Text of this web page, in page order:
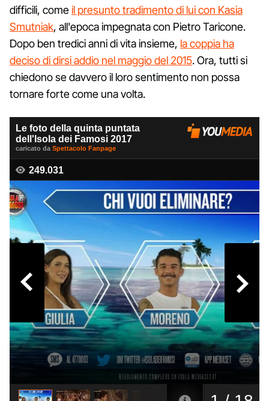
difficili, comeil presunto tradimento di lui con Kasia
Smutniak, all'epoca impegnata con Pietro Taricone.
Dopo ben tredici anni di vita insieme, la coppia ha
deciso di dirsi addio nel maggio del 2015. Ora, tutti si
chiedono se davvero il loro sentimento non possa
tornare forte come una volta.